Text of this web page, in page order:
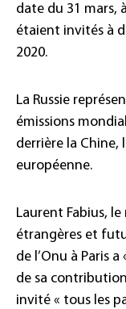
date du 31 mars,
étaient invités à
2020.
La Russie
émissions
derrière la Chine,
européenne.
Laurent Fabius,
étrangères et
de l’Onu à Paris
de sa
invité « tous les